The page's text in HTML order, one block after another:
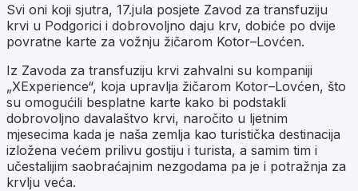
Svi oni koji sjutra, 17.jula posjete Zavod za transfuziju
krvi u Podgorici i dobrovoljno daju krv, dobiće po dvije
povratne karte za vožnju žičarom Kotor–Lovćen.
Iz Zavoda za transfuziju krvi zahvalni su kompaniji
„XExperience“, koja upravlja žičarom Kotor–Lovćen, što
su omogućili besplatne karte kako bi podstakli
dobrovoljno davalaštvo krvi, naročito u ljetnim
mjesecima kada je naša zemlja kao turistička destinacija
izložena većem prilivu gostiju i turista, a samim tim i
učestalijim saobraćajnim nezgodama pa je i potražnja za
krvlju veća.